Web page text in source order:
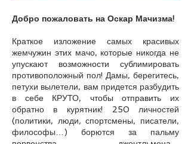
Добро пожаловать на Оскар Мачизма!
Краткое изложение самых красивых
жемчужин этих мачо, которые никогда не
упускают возможности сублимировать
противоположный пол! Дамы, берегитесь,
петухи вылетели, вам придется разбудить
в себе КРУТО, чтобы отправить их
обратно в курятник! 250 личностей
(политики, люди, спортсмены, писатели,
философы…) борются за пальму